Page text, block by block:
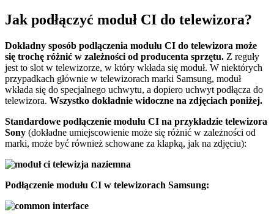
Jak podłączyć moduł CI do telewizora?
Dokładny sposób podłączenia modułu CI do telewizora może
się trochę różnić w zależności od producenta sprzętu. Z reguły
jest to slot w telewizorze, w który wkłada się moduł. W niektórych
przypadkach głównie w telewizorach marki Samsung, moduł
wkłada się do specjalnego uchwytu, a dopiero uchwyt podłącza do
telewizora. Wszystko dokładnie widoczne na zdjęciach poniżej.
Standardowe podłączenie modułu CI na przykładzie telewizora
Sony (dokładne umiejscowienie może się różnić w zależności od
marki, może być również schowane za klapką, jak na zdjęciu):
Podłączenie modułu CI w telewizorach Samsung: